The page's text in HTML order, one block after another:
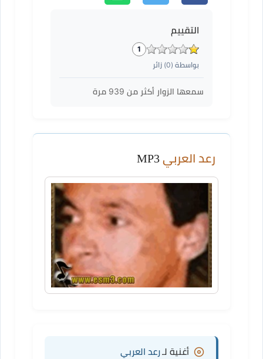
التقييم
1
بواسطة (0) زائر
سمعها الزوار أكثر من 939 مرة
رعد العربي
أغنية لـرعد العربي